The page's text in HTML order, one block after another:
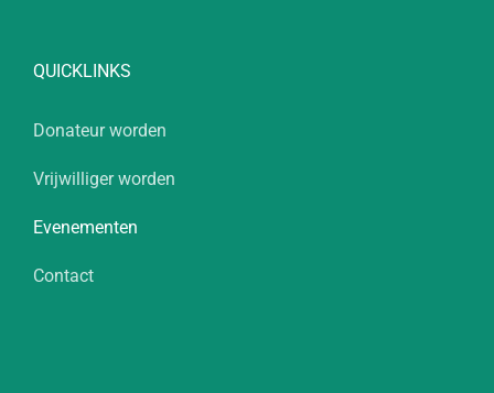
QUICKLINKS
Donateur worden
Vrijwilliger worden
Evenementen
Contact